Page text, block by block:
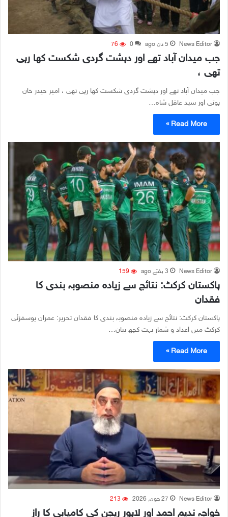
News Editor 5 دن ago 0
76
جب میدان آباد تھے اور دہشت گردی شکست کھا رہی
تھی ،
جب میدان آباد تھے اور دہشت گردی شکست کھا رہی تھی ، امیر حیدر خان
ہوتی اور سید عاقل شاہ…
Read More »
News Editor 3 ہفتے ago 159
پاکستان کرکٹ: نتائج سے زیادہ منصوبہ بندی کا
فقدان
پاکستان کرکٹ: نتائج سے زیادہ منصوبہ بندی کا فقدان تحریر: عمران یوسفزئی
کرکٹ میں اعداد و شمار بہت کچھ بیان…
Read More »
News Editor 27 جون, 2026 213
خواجہ ندیم احمد اور لاہور ریجن کی کامیابی کا راز